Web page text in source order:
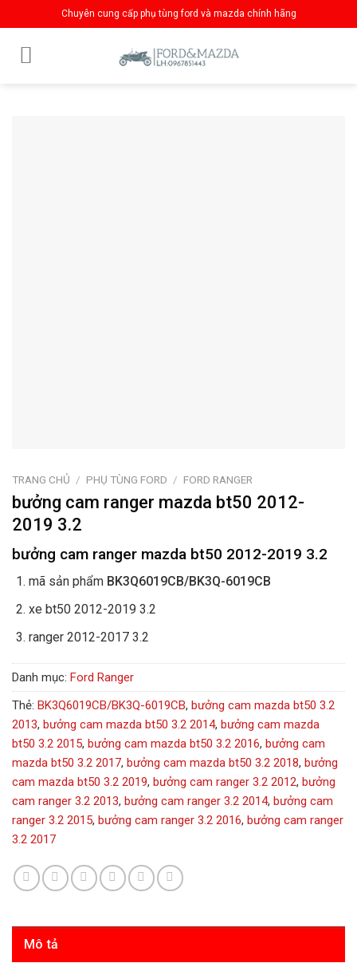
to
content
Chuyên cung cấp phụ tùng ford và mazda chính hãng
TRANG CHỦ / PHỤ TÙNG FORD / FORD RANGER
bưởng cam ranger mazda bt50 2012-
2019 3.2
bưởng cam ranger mazda bt50 2012-2019 3.2
mã sản phẩm BK3Q6019CB/BK3Q-6019CB
xe bt50 2012-2019 3.2
ranger 2012-2017 3.2
Danh mục: Ford Ranger
Thẻ: BK3Q6019CB/BK3Q-6019CB, bưởng cam mazda bt50 3.2
2013, bưởng cam mazda bt50 3.2 2014, bưởng cam mazda
bt50 3.2 2015, bưởng cam mazda bt50 3.2 2016, bưởng cam
mazda bt50 3.2 2017, bưởng cam mazda bt50 3.2 2018, bưởng
cam mazda bt50 3.2 2019, bưởng cam ranger 3.2 2012, bưởng
cam ranger 3.2 2013, bưởng cam ranger 3.2 2014, bưởng cam
ranger 3.2 2015, bưởng cam ranger 3.2 2016, bưởng cam ranger
3.2 2017
Mô tả